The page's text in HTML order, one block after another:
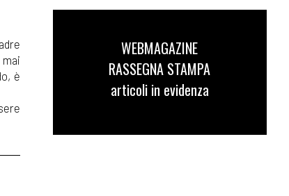
è
WEBMAGAZINE
RASSEGNA STAMPA
articoli in evidenza